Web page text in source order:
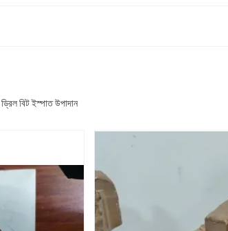
বিট ইস্পাত উপাদান